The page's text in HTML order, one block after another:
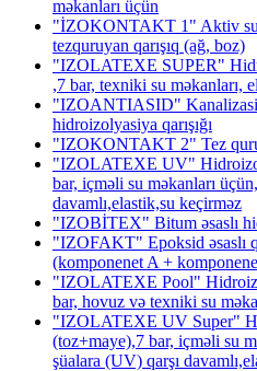
məkanları üçün
"İZOKONTAKT 1" Aktiv su
tezquruyan qarışıq (ağ, boz)
"IZOLATEXE SUPER"
,7 bar, texniki su məkanları,
"IZOANTIASID"
hidroizolyasiya qarışığı
"IZOKONTAKT 2" Tez
"IZOLATEXE UV"
bar, içməli su məkanları
davamlı,elastik,su keçirməz
"IZOBİTEX" Bitum əsaslı
"IZOFAKT" Epoksid əsaslı
(komponenet A +
"IZOLATEXE Pool"
bar, hovuz və texniki su
"IZOLATEXE UV Super"
(toz+maye),7 bar, içməli su
şüalara (UV) qarşı